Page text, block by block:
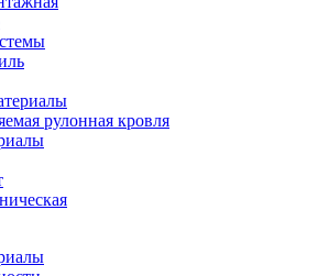
рулонная кровля